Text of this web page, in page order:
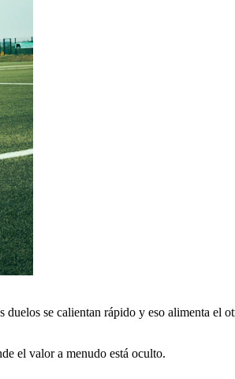
se calientan rápido y eso alimenta el
el valor a menudo está oculto.